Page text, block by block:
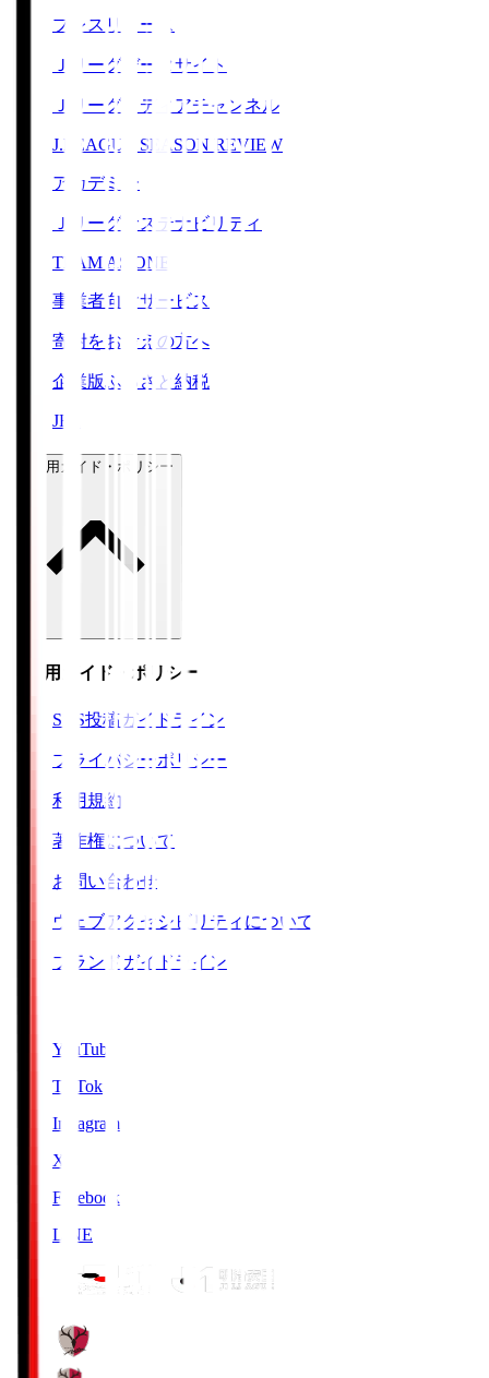
プレスリリース
Ｊリーグデータサイト
Ｊリーグメディアチャンネル
J.LEAGUE SEASON REVIEW
アカデミー
Ｊリーグサステナビリティ
TEAM AS ONE
事業者向けサービス
寄附をお考えの方へ
企業版ふるさと納税
JFA
ご利用ガイド・ポリシー
ご利用ガイド・ポリシー
SNS投稿ガイドライン
プライバシーポリシー
利用規約
著作権について
お問い合わせ
ウェブアクセシビリティについて
ブランドガイドライン
YouTube
TikTok
Instagram
X
Facebook
LINE